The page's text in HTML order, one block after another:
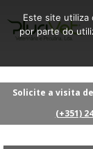
Solicite a visita
(+351)
Este site utiliza
por parte do